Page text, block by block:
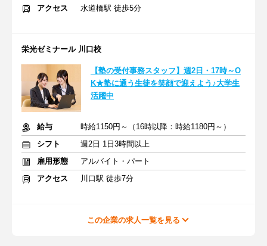
アクセス 水道橋駅 徒歩5分
栄光ゼミナール 川口校
【塾の受付事務スタッフ】週2日・17時～O
K★塾に通う生徒を笑顔で迎えよう♪大学生
活躍中
給与
時給1150円～（16時以降：時給1180円～）
シフト
週2日 1日3時間以上
雇用形態
アルバイト・パート
アクセス
川口駅 徒歩7分
この企業の求人一覧を見る